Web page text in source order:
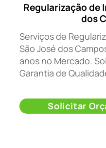
Regularização de
dos
Serviços de
São José dos
anos no Mercado.
Garantia de
Solicitar